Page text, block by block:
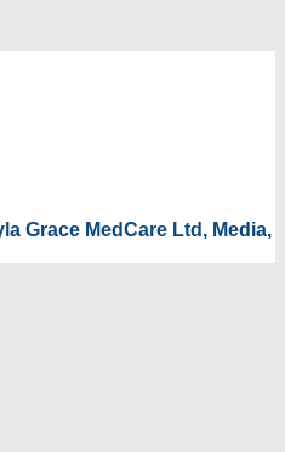
Grace MedCare Ltd, Media,